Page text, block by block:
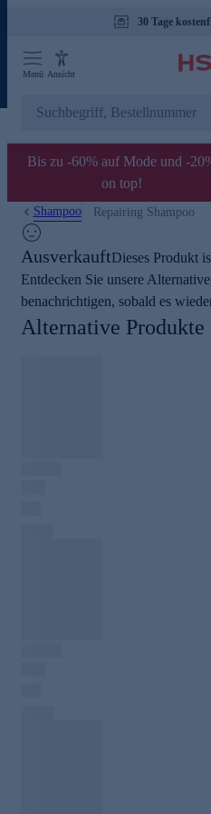
30 Tage
Menü Ansicht
Bis zu -60% auf Mode und -
on top!
Shampoo Repairing Shampoo
AusverkauftDieses Produkt
Entdecken Sie unsere
benachrichtigen, sobald es
Alternative Produkte